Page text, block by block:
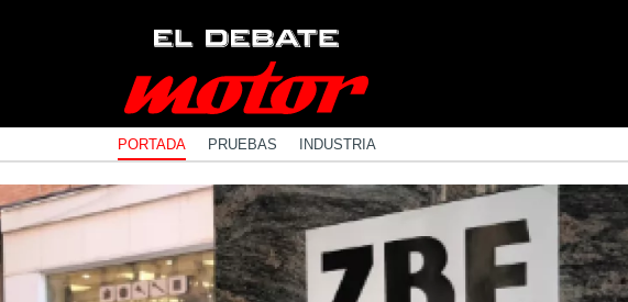
PORTADA PRUEBAS INDUSTRIA